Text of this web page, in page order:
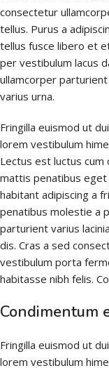
consectetur
tellus. Purus a
tellus fusce libero et
per vestibulum lacus
ullamcorper
varius urna.
Fringilla euismod ut
lorem vestibulum
Lectus est luctus cum
mattis penatibus
habitant adipiscing a
penatibus molestie a
parturient varius
dis. Cras a sed
vestibulum porta
habitasse nibh felis.
Condimentum
Fringilla euismod ut
lorem vestibulum